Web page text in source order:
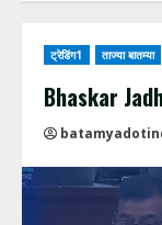
ट्रेडिंग1 ताज्या बातम्या
Bhaskar